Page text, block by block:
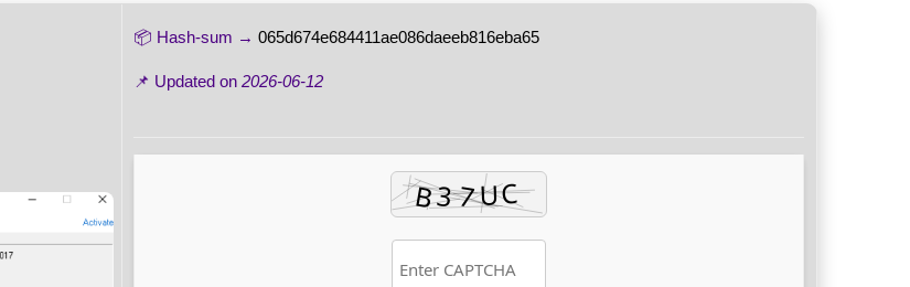
📦 Hash-sum → 065d674e684411ae086daeeb816eba65
📌 Updated on 2026-06-12